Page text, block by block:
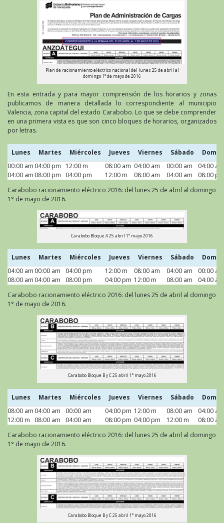
Plan de racionamiento eléctrico nacional del lunes 25 de abril al
domingo 1° de mayo de 2016
En esta entrada y para mayor comprensión de los horarios y zonas
publicamos de manera detallada lo correspondiente al municipio
Valencia, zona capital del estado Carabobo. Lo que se debe comprender
en una primera vista es que son cinco bloques de horarios, organizados
por letras.
Lunes Martes Miércoles Jueves Viernes Sábado
Lunes
Martes Miércoles Jueves Viernes Sábado
00:00 am
04:00 am
04:00 pm
08:00 pm
12:00 m
04:00 pm
08:00 am
12:00 m
04:00 am
08:00 am
00:00 am
04:00 am
04:00 am
08:00 pm
Carabobo racionamiento eléctrico 2016: del lunes 25 de abril al domingo
1° de mayo de 2016.
Carabobo Bloque A 25 abril 1° mayo 2016
Lunes Martes Miércoles Jueves Viernes Sábado
Lunes
Martes Miércoles Jueves Viernes Sábado
04:00 am
08:00 am
00:00 am
04:00 am
04:00 pm
08:00 pm
12:00 m
04:00 pm
08:00 am
12:00 m
04:00 am
08:00 am
00:00 am
04:00 am
Carabobo racionamiento eléctrico 2016: del lunes 25 de abril al domingo
1° de mayo de 2016.
Carabobo Bloque B y C 25 abril 1° mayo 2016
Lunes Martes Miércoles Jueves Viernes Sábado
Lunes
Martes Miércoles Jueves Viernes Sábado
08:00 am
12:00 m
04:00 am
08:00 am
00:00 am
04:00 am
04:00 pm
08:00 pm
12:00 m
04:00 pm
08:00 am
12:00 m
04:00 am
08:00 am
Carabobo racionamiento eléctrico 2016: del lunes 25 de abril al domingo
1° de mayo de 2016.
Carabobo Bloque B y C 25 abril 1° mayo 2016